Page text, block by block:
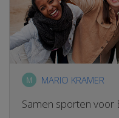
M MARIO KRAMER
Samen sporten voor